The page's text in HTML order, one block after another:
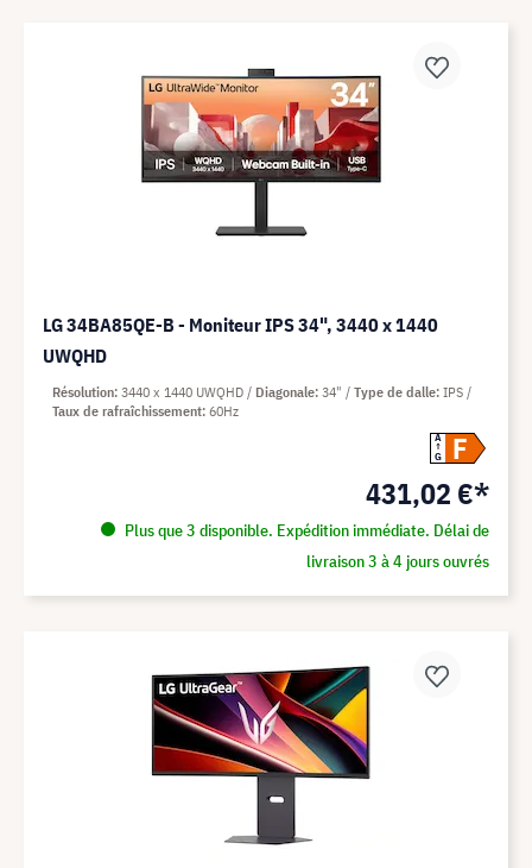
LG 34BA85QE-B - Moniteur IPS 34", 3440 x 1440
UWQHD
A
G
F
431,02 €*
Plus que 3 disponible. Expédition immédiate. Délai de
livraison 3 à 4 jours ouvrés
Résolution 3440 x 1440 UWQHD Diagonale 34" Type de dalle IPS
Taux de rafraîchissement 60Hz